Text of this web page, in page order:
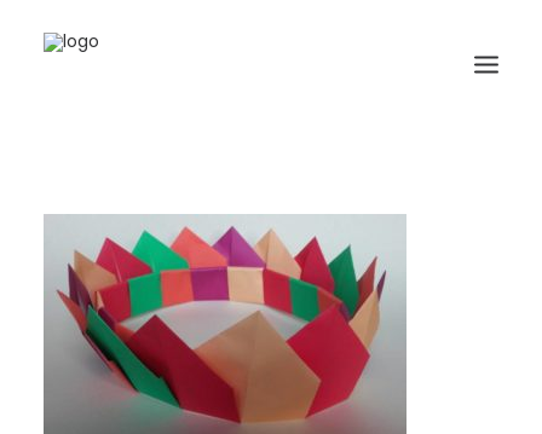
ORIGAMI
LIBRI
GALLERIA
GIORNALE